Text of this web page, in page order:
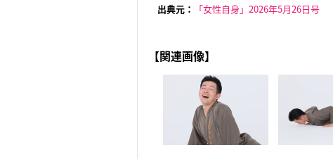
出典元： 「女性自身」2026年5月26日号
【関連画像】